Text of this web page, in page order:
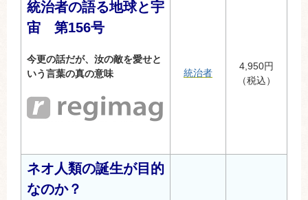
統治者の語る地球と宇
宙 第156号
今更の話だが、汝の敵を愛せと
いう言葉の真の意味
統治者
4,950円
（税込）
ネオ人類の誕生が目的
なのか？